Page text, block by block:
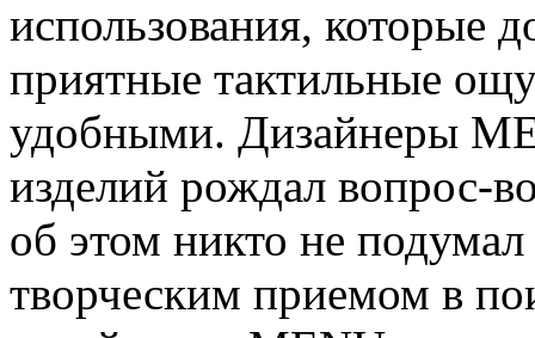
использования, которые
приятные тактильные
удобными. Дизайнеры
изделий рождал вопрос-
об этом никто не
творческим приемом в